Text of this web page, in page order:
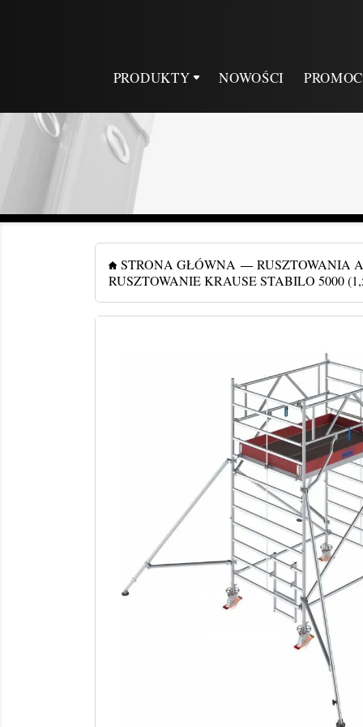
PRODUKTY NOWOŚCI
STRONA GŁÓWNA
RUSZTOWANIA
RUSZTOWANIE KRAUSE STABILO 5000